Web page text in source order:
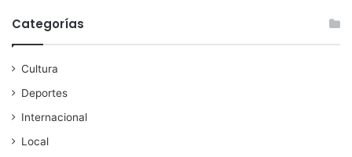
Categorías
Cultura
Deportes
Internacional
Local